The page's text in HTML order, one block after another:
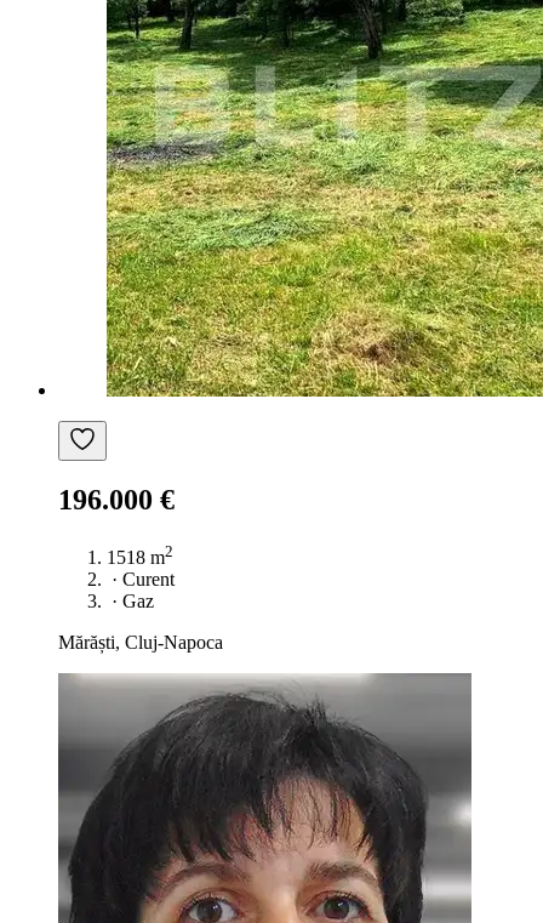
196.000 €
1518 m2
· Curent
· Gaz
Mărăști, Cluj-Napoca